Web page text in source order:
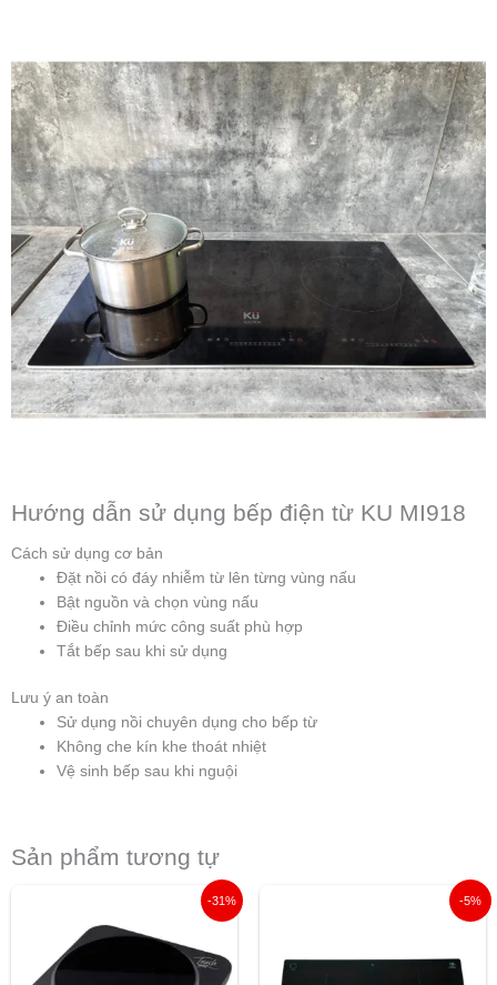
Hướng dẫn sử dụng bếp điện từ KU MI918
Cách sử dụng cơ bản
Đặt nồi có đáy nhiễm từ lên từng vùng nấu
Bật nguồn và chọn vùng nấu
Điều chỉnh mức công suất phù hợp
Tắt bếp sau khi sử dụng
Lưu ý an toàn
Sử dụng nồi chuyên dụng cho bếp từ
Không che kín khe thoát nhiệt
Vệ sinh bếp sau khi nguội
Sản phẩm tương tự
-31%
là:
1.990.000 ₫.
Giá
hiện
là:
1.370.000 ₫.
-5%
12.500.000 ₫.
Giá
hiện
là: